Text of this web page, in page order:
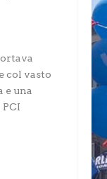
col vasto
e una